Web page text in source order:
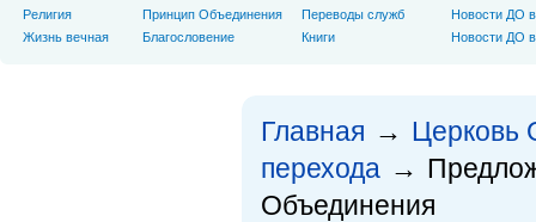
Главная → Церковь
перехода →
Объединения
Религия
Жизнь вечная
Принцип Объединения
Благословение
Переводы служб
Книги
Новости ДО
Новости ДО